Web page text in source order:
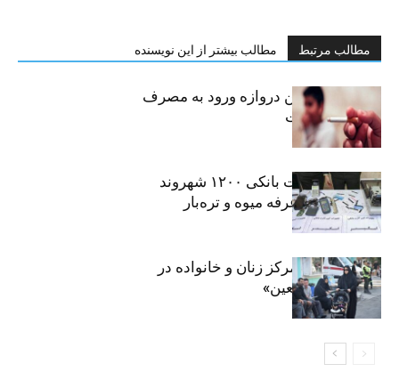
مطالب مرتبط مطالب بیشتر از این نویسنده
سیگار، مهمترین دروازه ورود به مصرف
موادمخدر است
افشای اطلاعات بانکی ۱۲۰۰ شهروند
تهرانی در یک غرفه میوه و تره‌بار
روایت حضور مرکز زنان و خانواده در
«جاماندگان اربعین»